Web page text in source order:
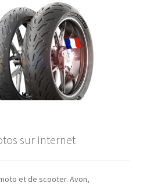
sur Internet
et de scooter. Avon,